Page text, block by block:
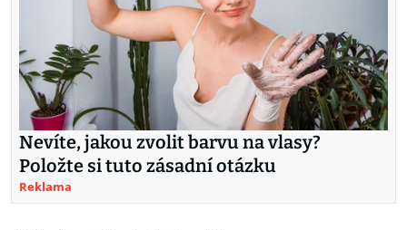
Nevíte, jakou zvolit barvu na vlasy?
Položte si tuto zásadní otázku
Reklama